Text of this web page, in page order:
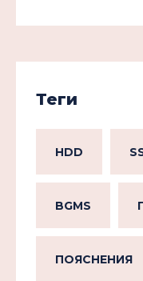
Теги
HDD
BGMS
ПОЯСНЕНИЯ